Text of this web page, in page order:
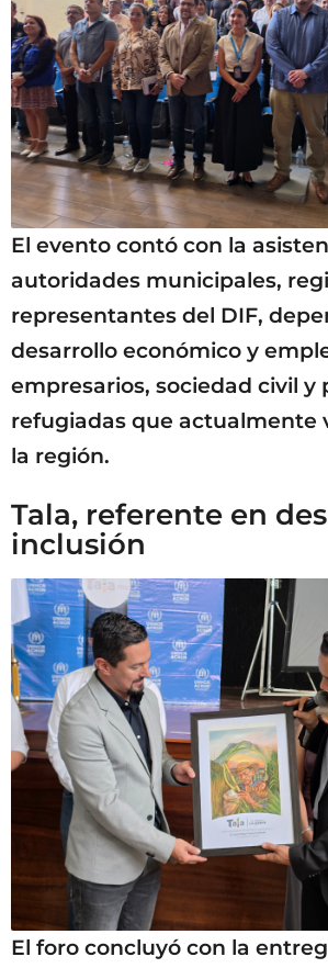
El evento contó con la
autoridades municipales,
representantes del DIF,
desarrollo económico y
empresarios, sociedad civil y
refugiadas que actualmente
la región.
Tala, referente en
inclusión
El foro concluyó con la